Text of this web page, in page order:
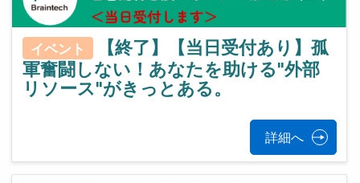
イベント
【終了】【当日受付あり】孤
軍奮闘しない！あなたを助ける"外部
リソース"がきっとある。
詳細へ